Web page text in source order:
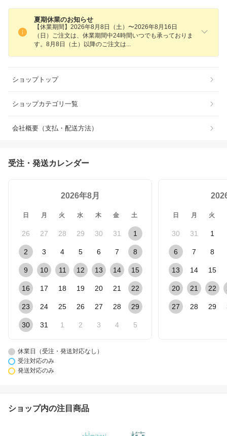
夏期休業のお知らせ
【休業期間】2026年8月8日（土）〜2026年8月16日
（日）ご注文は、休業期間中24時間いつでも承っておりま
す。8月8日（土）以降のご注文は
ショップトップ
ショップカテゴリ一覧
会社概要（支払・配送方法）
受注・発送カレンダー
2026年8月
日 月 火 水 木 金 土
26 27 28 29 30 31 1
2 3 4 5 6 7 8
9 10 11 12 13 14 15
16 17 18 19 20 21 22
23 24 25 26 27 28 29
30 31 1 2 3 4 5
日 月 火
30 31 1
6 7 8
13 14 15
20 21 22
27 28 29
休業日（受注・発送対応なし）
受注対応のみ
発送対応のみ
ショップ内の注目商品